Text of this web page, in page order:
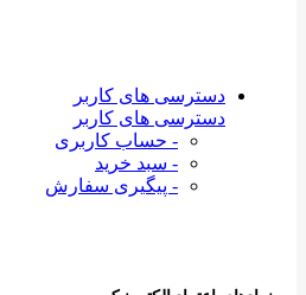
دسترسی های کاربر
دسترسی های کاربر
- حساب کاربری
- سبد خرید
- پیگیری سفارش